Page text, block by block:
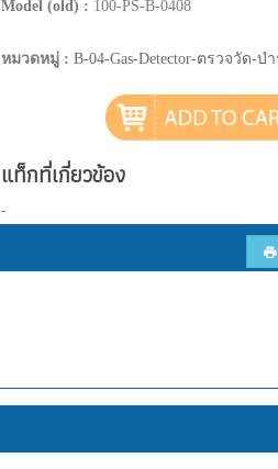
Model (old) : 100-PS-B-0408
หมวดหมู่ : B-04-Gas-Detector-ตรวจวัด-บ
แท็กที่เกี่ยวข้อง
-